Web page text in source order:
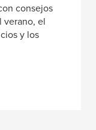
consejos
verano, el
y los